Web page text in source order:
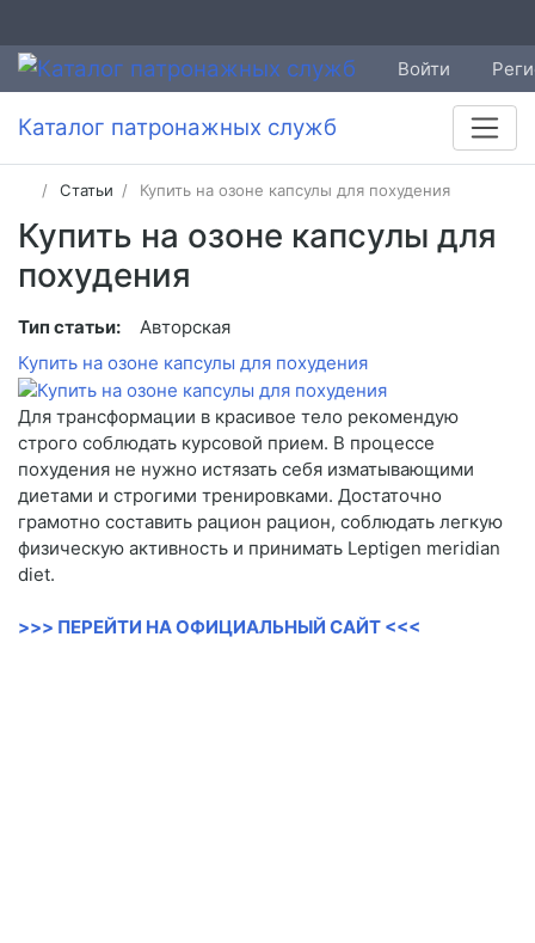
Войти
Каталог патронажных служб
Статьи Купить на озоне капсулы для похудения
Купить на озоне капсулы для
похудения
Тип статьи:
Авторская
Купить на озоне капсулы для похудения
Для трансформации в красивое тело рекомендую
строго соблюдать курсовой прием. В процессе
похудения не нужно истязать себя изматывающими
диетами и строгими тренировками. Достаточно
грамотно составить рацион рацион, соблюдать легкую
физическую активность и принимать Leptigen meridian
diet.
>>> ПЕРЕЙТИ НА ОФИЦИАЛЬНЫЙ САЙТ <<<